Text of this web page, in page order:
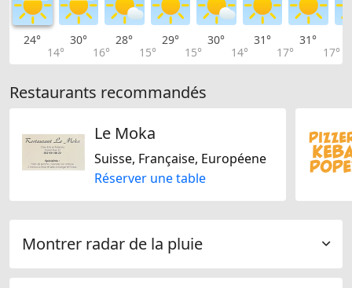
24°
14°
30°
16°
28°
15°
29°
15°
30°
14°
31°
17°
31°
17°
Restaurants recommandés
Le Moka
Suisse, Française, Européene
Réserver une table
Montrer radar de la pluie